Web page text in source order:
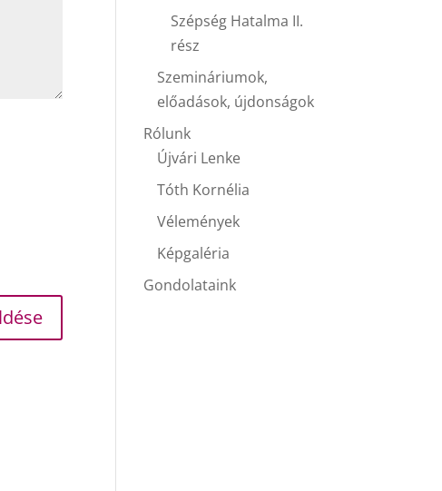
Szépség Hatalma II.
rész
Szemináriumok,
előadások, újdonságok
Rólunk
Újvári Lenke
Tóth Kornélia
Vélemények
Képgaléria
Gondolataink